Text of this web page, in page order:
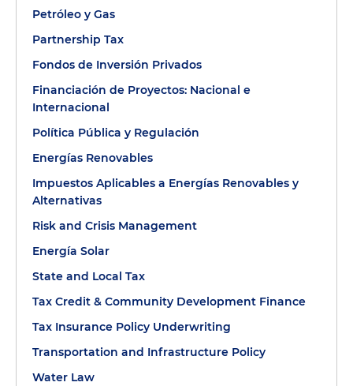
Petróleo y Gas
Partnership Tax
Fondos de Inversión Privados
Financiación de Proyectos: Nacional e
Internacional
Política Pública y Regulación
Energías Renovables
Impuestos Aplicables a Energías Renovables y
Alternativas
Risk and Crisis Management
Energía Solar
State and Local Tax
Tax Credit & Community Development Finance
Tax Insurance Policy Underwriting
Transportation and Infrastructure Policy
Water Law